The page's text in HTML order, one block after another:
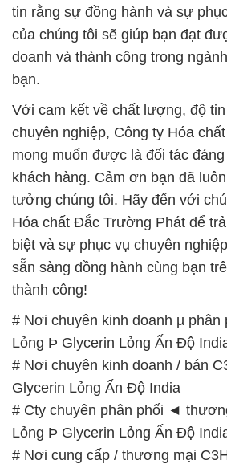
tin rằng sự đồng hành và sự
của chúng tôi sẽ giúp bạn đạt
doanh và thành công trong
bạn.
Với cam kết về chất lượng, độ
chuyên nghiệp, Công ty Hóa
mong muốn được là đối tác
khách hàng. Cảm ơn bạn đã
tưởng chúng tôi. Hãy đến với
Hóa chất Đắc Trường Phát để
biệt và sự phục vụ chuyên
sẵn sàng đồng hành cùng bạn
thành công!
# Nơi chuyên kinh doanh µ phân
Lỏng Þ Glycerin Lỏng Ấn Độ
# Nơi chuyên kinh doanh / bán
Glycerin Lỏng Ấn Độ India
# Cty chuyên phân phối ◄
Lỏng Þ Glycerin Lỏng Ấn Độ
# Nơi cung cấp / thương mại